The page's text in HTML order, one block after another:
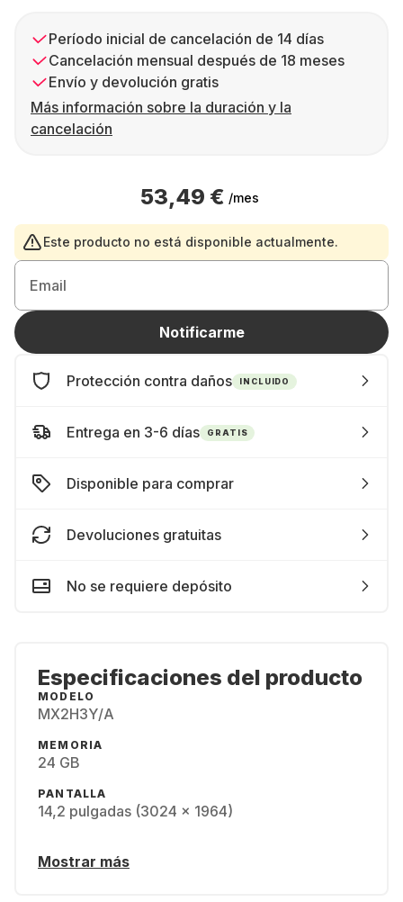
Período inicial de cancelación de 14 días
Cancelación mensual después de 18 meses
Envío y devolución gratis
Más información sobre la duración y la
cancelación
53,49 € /mes
Este producto no está disponible actualmente.
Email
Notificarme
Protección contra daños INCLUIDO
Entrega en 3-6 días GRATIS
Disponible para comprar
Devoluciones gratuitas
No se requiere depósito
Especificaciones del producto
MODELO
MX2H3Y/A
MEMORIA
24 GB
PANTALLA
14,2 pulgadas (3024 x 1964)
Mostrar más